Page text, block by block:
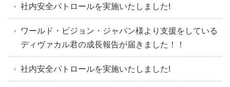
社内安全パトロールを実施いたしました!
ワールド・ビジョン・ジャパン様より支援をしている
ディヴァカル君の成長報告が届きました！！
社内安全パトロールを実施いたしました!